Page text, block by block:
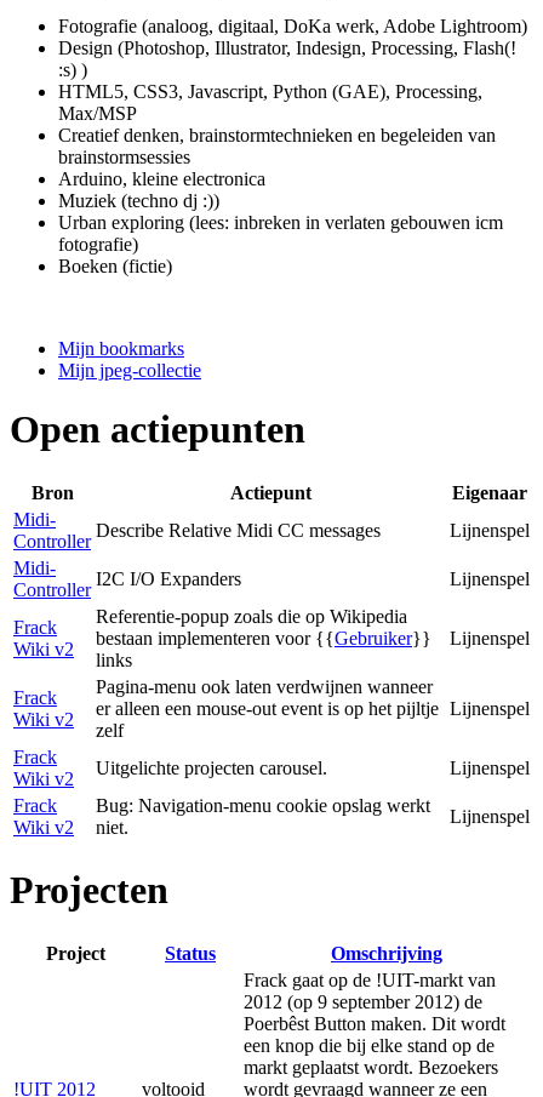
Fotografie (analoog, digitaal, DoKa werk, Adobe Lightroom)
Design (Photoshop, Illustrator, Indesign, Processing, Flash(!
:s) )
HTML5, CSS3, Javascript, Python (GAE), Processing,
Max/MSP
Creatief denken, brainstormtechnieken en begeleiden van
brainstormsessies
Arduino, kleine electronica
Muziek (techno dj :))
Urban exploring (lees: inbreken in verlaten gebouwen icm
fotografie)
Boeken (fictie)
Mijn bookmarks
Mijn jpeg-collectie
Open actiepunten
Bron Actiepunt
Eigenaar
Midi-
Controller
Describe Relative Midi CC messages
Lijnenspel
Midi-
Controller
I2C I/O Expanders Lijnenspel
Frack
Wiki v2
Referentie-popup zoals die op Wikipedia
bestaan implementeren voor {{Gebruiker}}
links
Lijnenspel
Frack
Wiki v2
Pagina-menu ook laten verdwijnen wanneer
er alleen een mouse-out event is op het pijltje
zelf
Lijnenspel
Frack
Wiki v2
Uitgelichte projecten carousel.
Lijnenspel
Frack
Wiki v2
Bug: Navigation-menu cookie opslag werkt
niet.
Lijnenspel
Projecten
Project Status Omschrijving
!UIT 2012 voltooid
Frack gaat op de !UIT-markt van
2012 (op 9 september 2012) de
Poerbêst Button maken. Dit wordt
een knop die bij elke stand op de
markt geplaatst wordt. Bezoekers
wordt gevraagd wanneer ze een